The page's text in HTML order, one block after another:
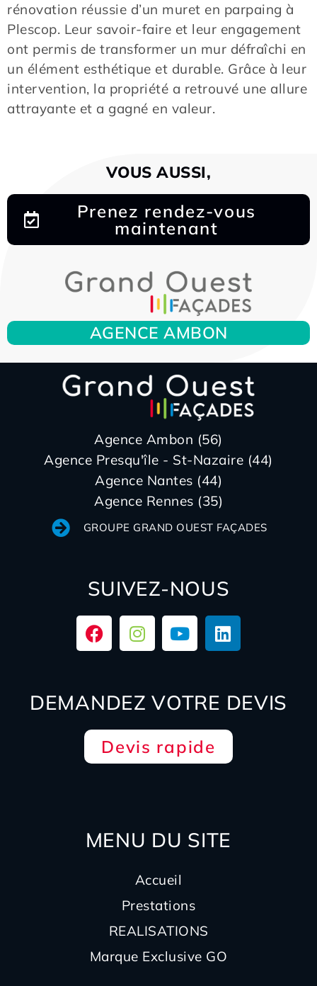
rénovation réussie d’un muret en parpaing à
Plescop. Leur savoir-faire et leur engagement
ont permis de transformer un mur défraîchi en
un élément esthétique et durable. Grâce à leur
intervention, la propriété a retrouvé une allure
attrayante et a gagné en valeur.
VOUS AUSSI,
Prenez rendez-vous
maintenant
AGENCE AMBON
Agence Ambon (56)
Agence Presqu'île - St-Nazaire (44)
Agence Nantes (44)
Agence Rennes (35)
GROUPE GRAND OUEST FAÇADES
SUIVEZ-NOUS
DEMANDEZ VOTRE DEVIS
Devis rapide
MENU DU SITE
Accueil
Prestations
REALISATIONS
Marque Exclusive GO